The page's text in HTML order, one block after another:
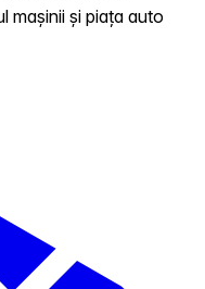
mașinii și piața auto